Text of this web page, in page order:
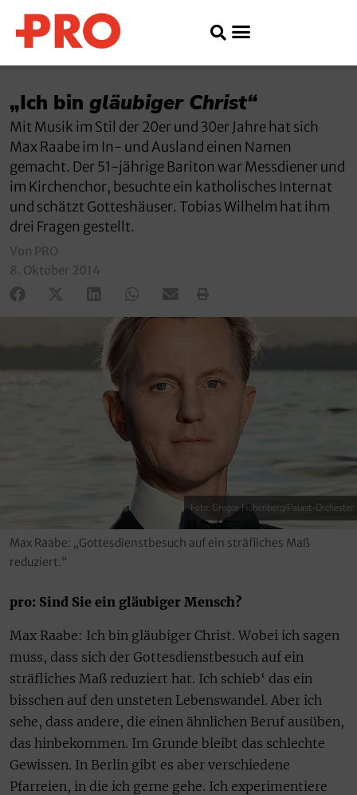
„Ich bin gläubiger Christ“
Mit Musik im Stil der 20er und 30er Jahre hat sich
Max Raabe im In- und Ausland einen Namen
gemacht. Der 51-jährige Bariton war Messdiener und
im Kirchenchor, besuchte ein katholisches Internat
und schätzt Gotteshäuser. Tobias Wilhelm hat ihm
drei Fragen gestellt.
Von PRO
8. Oktober 2014
Foto: Gregor Hohenberg/Palast-Orchester
Max Raabe: „Gottesdienstbesuch auf ein sträfliches Maß
reduziert.“
pro: Sind Sie ein gläubiger Mensch?
Max Raabe: Ich bin gläubiger Christ. Wobei ich sagen
muss, dass sich der Gottesdienstbesuch auf ein
sträfliches Maß reduziert hat. Ich schieb‘ das ein
bisschen auf den unsteten Lebenswandel. Aber ich
sehe, dass andere, die einen ähnlichen Beruf ausüben,
das hinbekommen. Im Grunde bleibt das schlechte
Gewissen. In Berlin gibt es aber verschiedene
Pfarreien, in die ich gerne gehe. Ich experimentiere